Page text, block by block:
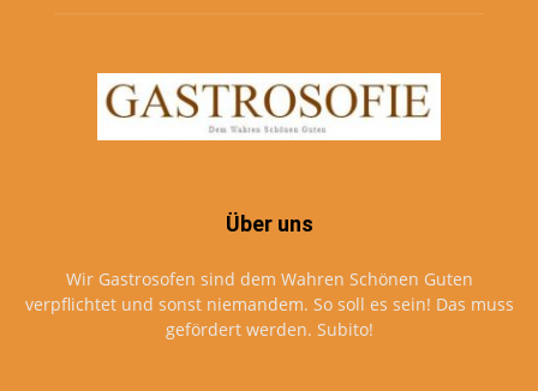
Über uns
Wir Gastrosofen sind dem Wahren Schönen Guten
verpflichtet und sonst niemandem. So soll es sein! Das muss
gefördert werden. Subito!